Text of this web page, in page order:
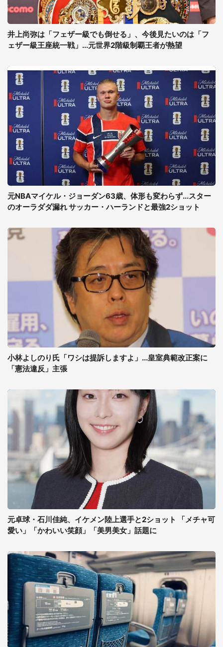
井上尚弥は「フェザー級でも倒せる」、今後見たいのは「フ
ェザー級王座統一戦」...元世界2階級制覇王者が熱望
元NBAマイケル・ジョーダン63歳、体形も変わらず...スター
のオーラダダ漏れ サッカー・ハーランドと最強2ショット
小林よしのり氏「ワシは提訴しますよ」...皇室典範改正案に
「憲法違反」主張
元卓球・石川佳純、イケメン陸上選手と2ショット 「メチャ可
愛い」「かわいい笑顔」「美男美女」話題に